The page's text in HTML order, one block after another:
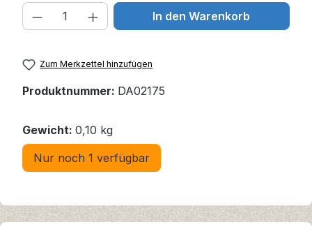
Produkt Anzahl: Gib den
In den Warenkorb
Zum Merkzettel hinzufügen
Produktnummer: DA02175
Gewicht: 0,10 kg
Nur noch 1 verfügbar